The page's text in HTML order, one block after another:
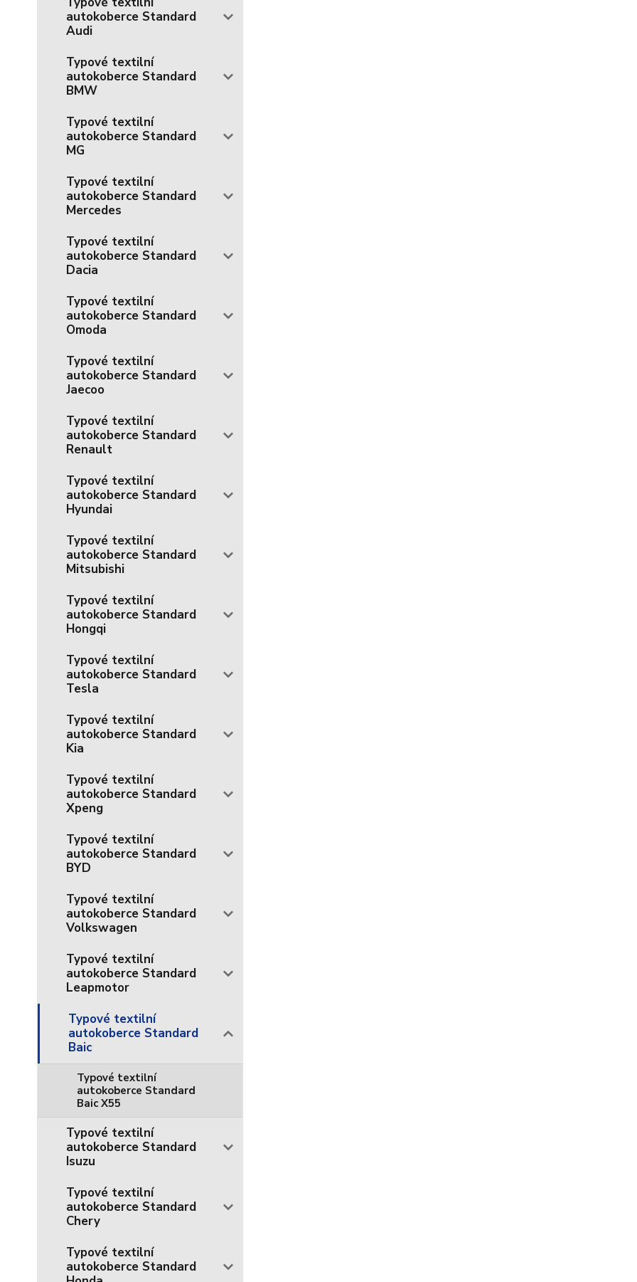
autokoberce Standard
Audi
Typové textilní
autokoberce Standard
BMW
Typové textilní
autokoberce Standard
MG
Typové textilní
autokoberce Standard
Mercedes
Typové textilní
autokoberce Standard
Dacia
Typové textilní
autokoberce Standard
Omoda
Typové textilní
autokoberce Standard
Jaecoo
Typové textilní
autokoberce Standard
Renault
Typové textilní
autokoberce Standard
Hyundai
Typové textilní
autokoberce Standard
Mitsubishi
Typové textilní
autokoberce Standard
Hongqi
Typové textilní
autokoberce Standard
Tesla
Typové textilní
autokoberce Standard
Kia
Typové textilní
autokoberce Standard
Xpeng
Typové textilní
autokoberce Standard
BYD
Typové textilní
autokoberce Standard
Volkswagen
Typové textilní
autokoberce Standard
Leapmotor
Typové textilní
autokoberce Standard
Baic
Typové textilní
autokoberce Standard
Baic X55
Typové textilní
autokoberce Standard
Isuzu
Typové textilní
autokoberce Standard
Chery
Typové textilní
autokoberce Standard